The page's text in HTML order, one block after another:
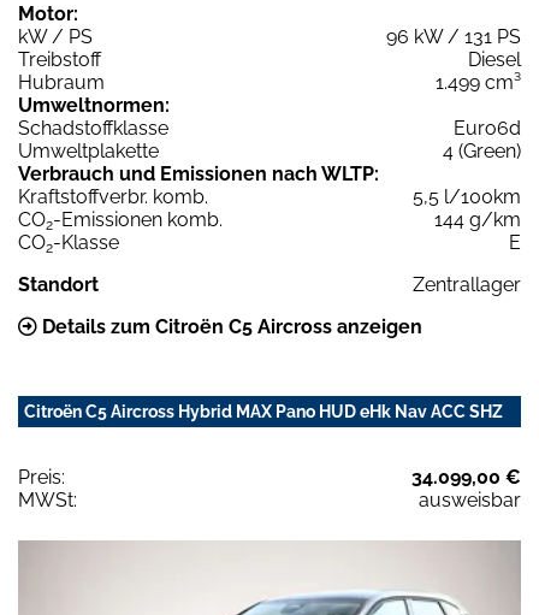
Motor:
kW / PS
96 kW / 131 PS
Treibstoff
Diesel
Hubraum
1.499 cm³
Umweltnormen:
Schadstoffklasse
Euro6d
Umweltplakette
4 (Green)
Verbrauch und Emissionen nach WLTP:
Kraftstoffverbr. komb.
5,5 l/100km
CO2-Emissionen komb.
144 g/km
CO2-Klasse
E
Standort
Zentrallager
Details zum Citroën C5 Aircross anzeigen
Citroën C5 Aircross Hybrid MAX Pano HUD eHk Nav ACC SHZ
Preis:
34.099,00 €
MWSt:
ausweisbar